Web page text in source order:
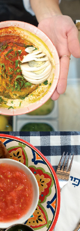
לפתיחת
התמונה
בגדול
-
ידיים
מחזיקות
צלחת
חומוס
+
לפתיחת
התמונה
בגדול
-
ג'חנון,
רסק
עגבניות,
+